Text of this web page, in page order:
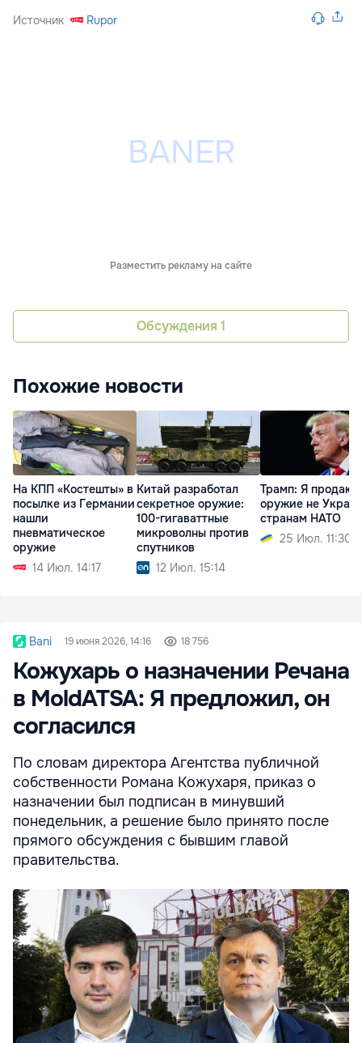
Источник Rupor
Разместить рекламу на сайте
Обсуждения 1
Похожие новости
На КПП «Костешты» в
посылке из Германии
нашли
пневматическое
оружие
14 Июл. 14:17
Китай разработал
секретное оружие:
100-гигаваттные
микроволны против
спутников
12 Июл. 15:14
Трамп: Я продаю
оружие не
странам НАТО
25 Июл. 11:30
Bani 19 июня 2026, 14:16 18 756
Кожухарь о назначении Речана
в MoldATSA: Я предложил, он
согласился
По словам директора Агентства публичной
собственности Романа Кожухаря, приказ о
назначении был подписан в минувший
понедельник, а решение было принято после
прямого обсуждения с бывшим главой
правительства.